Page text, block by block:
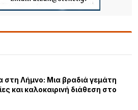
στη Λήμνο: Μια βραδιά γεμάτη
και καλοκαιρινή διάθεση στο